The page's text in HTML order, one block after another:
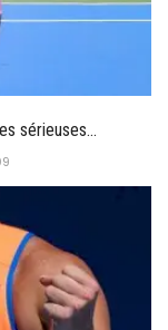
sérieuses...